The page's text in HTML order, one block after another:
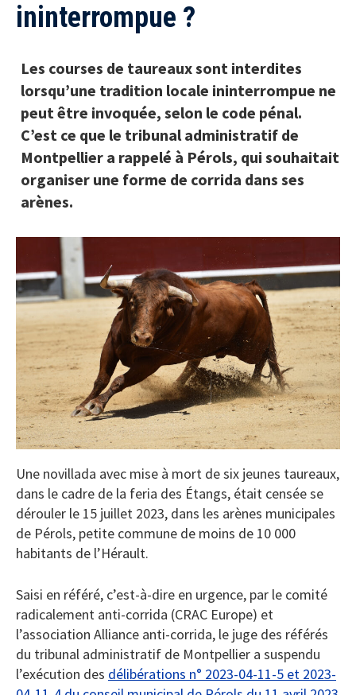
ininterrompue ?
Les courses de taureaux sont interdites
lorsqu’une tradition locale ininterrompue ne
peut être invoquée, selon le code pénal.
C’est ce que le tribunal administratif de
Montpellier a rappelé à Pérols, qui souhaitait
organiser une forme de corrida dans ses
arènes.
Une novillada avec mise à mort de six jeunes taureaux,
dans le cadre de la feria des Étangs, était censée se
dérouler le 15 juillet 2023, dans les arènes municipales
de Pérols, petite commune de moins de 10 000
habitants de l’Hérault.
Saisi en référé, c’est-à-dire en urgence, par le comité
radicalement anti-corrida (CRAC Europe) et
l’association Alliance anti-corrida, le juge des référés
du tribunal administratif de Montpellier a suspendu
l’exécution des délibérations n° 2023-04-11-5 et 2023-